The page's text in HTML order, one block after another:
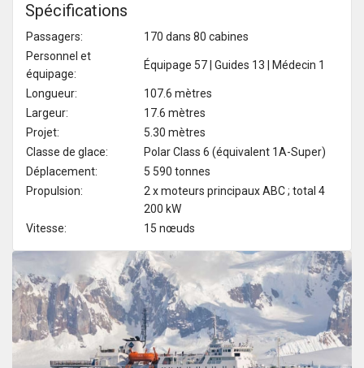
Spécifications
Passagers:
170 dans 80 cabines
Personnel et
équipage:
Équipage 57 | Guides 13 | Médecin 1
Longueur:
107.6 mètres
Largeur:
17.6 mètres
Projet:
5.30 mètres
Classe de glace:
Polar Class 6 (équivalent 1A-Super)
Déplacement:
5 590 tonnes
Propulsion:
2 x moteurs principaux ABC ; total 4
200 kW
Vitesse:
15 nœuds